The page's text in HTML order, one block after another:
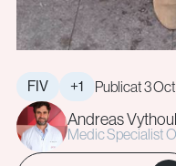
FIV +1 Publicat 3
Andreas
Medic Specialist